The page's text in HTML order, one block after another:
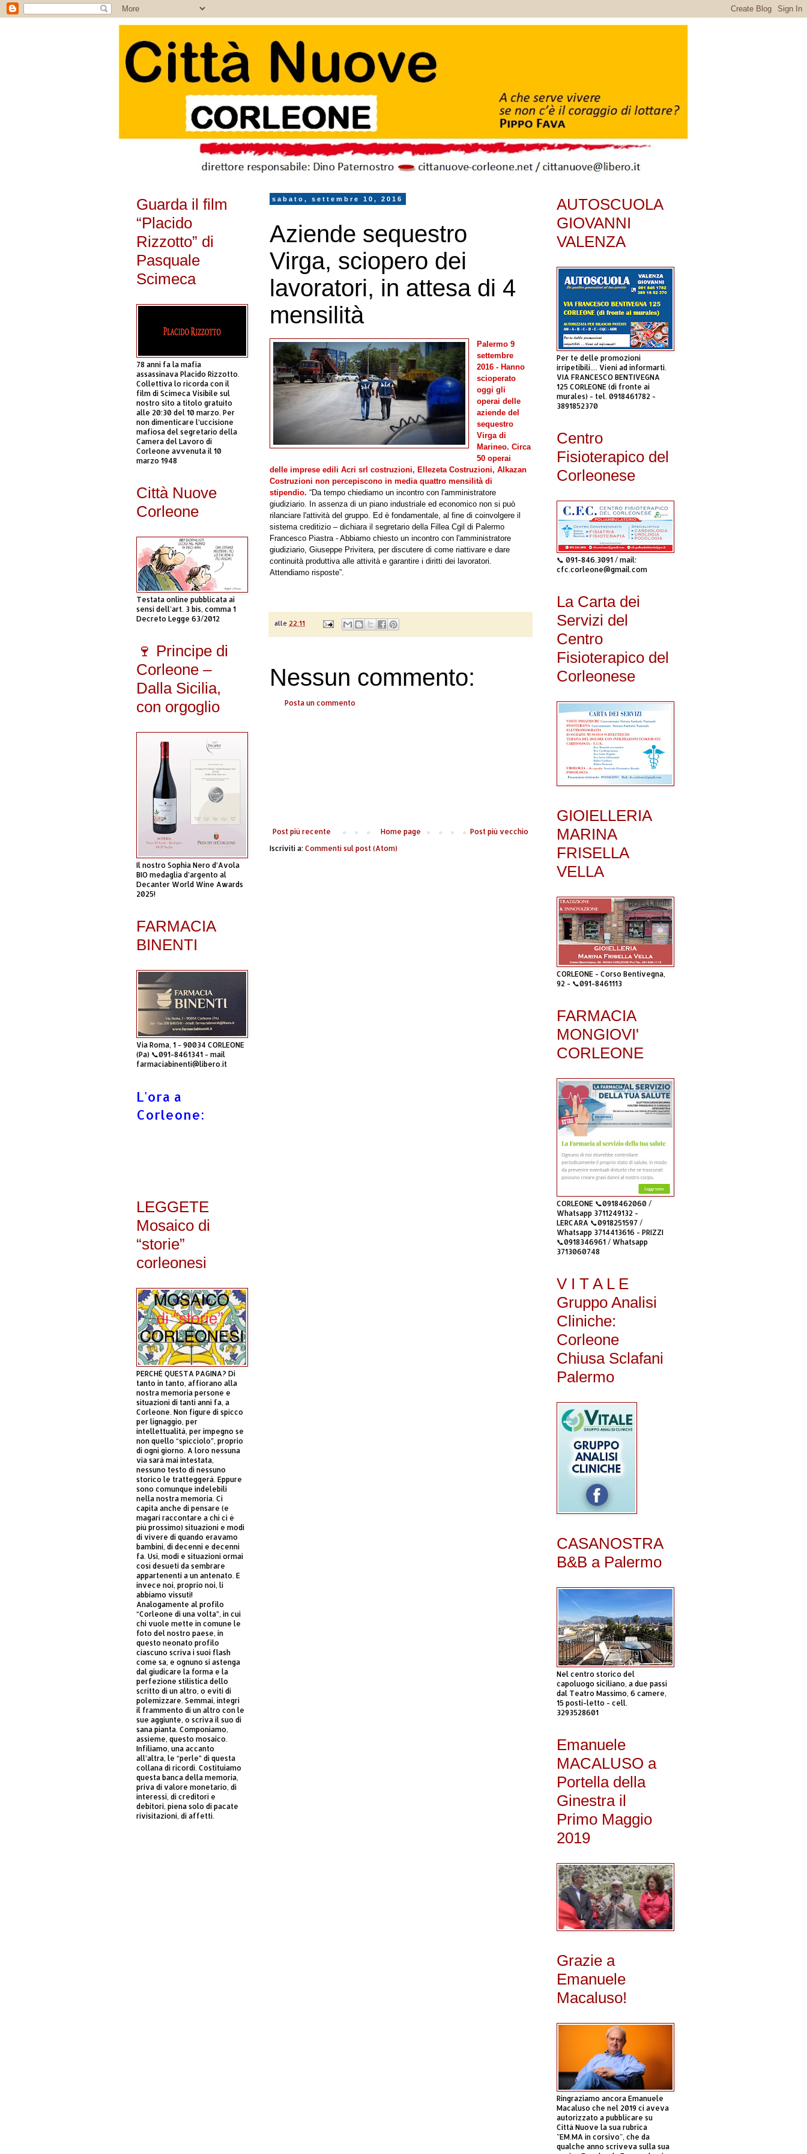
sabato, settembre 10, 2016
Aziende sequestro
Virga, sciopero dei
lavoratori, in attesa di 4
mensilità
Palermo 9
settembre
2016 - Hanno
scioperato
oggi gli
operai delle
aziende del
sequestro
Virga di
Marineo. Circa
50 operai
delle imprese edili Acri srl costruzioni, Ellezeta Costruzioni, Alkazan
Costruzioni non percepiscono in media quattro mensilità di
stipendio. “Da tempo chiediamo un incontro con l'amministratore
giudiziario. In assenza di un piano industriale ed economico non si può
rilanciare l'attività del gruppo. Ed è fondamentale, al fine di coinvolgere il
sistema creditizio – dichiara il segretario della Fillea Cgil di Palermo
Francesco Piastra - Abbiamo chiesto un incontro con l'amministratore
giudiziario, Giuseppe Privitera, per discutere di come riattivare e dare
continuità produttiva alle attività e garantire i diritti dei lavoratori.
Attendiamo risposte”.
alle 22:11
Nessun commento:
Posta un commento
Post più recente Post più vecchio
Home page
Iscriviti a: Commenti sul post (Atom)
Guarda il film
“Placido
Rizzotto” di
Pasquale
Scimeca
78 anni fa la mafia
assassinava Placido Rizzotto.
Collettiva lo ricorda con il
film di Scimeca Visibile sul
nostro sito a titolo gratuito
alle 20:30 del 10 marzo. Per
non dimenticare l’uccisione
mafiosa del segretario della
Camera del Lavoro di
Corleone avvenuta il 10
marzo 1948
Città Nuove
Corleone
Testata online pubblicata ai
sensi dell'art. 3 bis, comma 1
Decreto Legge 63/2012
🍷 Principe di
Corleone –
Dalla Sicilia,
con orgoglio
Il nostro Sophia Nero d’Avola
BIO medaglia d’argento al
Decanter World Wine Awards
2025!
FARMACIA
BINENTI
Via Roma, 1 - 90034 CORLEONE
(Pa) 📞091-8461341 - mail
farmaciabinenti@libero.it
L'ora a
Corleone:
LEGGETE
Mosaico di
“storie”
corleonesi
PERCHÈ QUESTA PAGINA? Di
tanto in tanto, affiorano alla
nostra memoria persone e
situazioni di tanti anni fa, a
Corleone. Non figure di spicco
per lignaggio, per
intellettualità, per impegno se
non quello “spicciolo”, proprio
di ogni giorno. A loro nessuna
via sarà mai intestata,
nessuno testo di nessuno
storico le tratteggerà. Eppure
sono comunque indelebili
nella nostra memoria. Ci
capita anche di pensare (e
magari raccontare a chi ci è
più prossimo) situazioni e modi
di vivere di quando eravamo
bambini, di decenni e decenni
fa. Usi, modi e situazioni ormai
così desueti da sembrare
appartenenti a un antenato. E
invece noi, proprio noi, li
abbiamo vissuti!
Analogamente al profilo
“Corleone di una volta”, in cui
chi vuole mette in comune le
foto del nostro paese, in
questo neonato profilo
ciascuno scriva i suoi flash
come sa, e ognuno si astenga
dal giudicare la forma e la
perfezione stilistica dello
scritto di un altro, o eviti di
polemizzare. Semmai, integri
il frammento di un altro con le
sue aggiunte, o scriva il suo di
sana pianta. Componiamo,
assieme, questo mosaico.
Infiliamo, una accanto
all’altra, le “perle” di questa
collana di ricordi. Costituiamo
questa banca della memoria,
priva di valore monetario, di
interessi, di creditori e
debitori, piena solo di pacate
rivisitazioni, di affetti.
AUTOSCUOLA
GIOVANNI
VALENZA
Per te delle promozioni
irripetibili.... Vieni ad informarti.
VIA FRANCESCO BENTIVEGNA
125 CORLEONE (di fronte ai
murales) - tel. 0918461782 -
3891852370
Centro
Fisioterapico del
Corleonese
📞 091-846.3091 / mail:
cfc.corleone@gmail.com
La Carta dei
Servizi del
Centro
Fisioterapico del
Corleonese
GIOIELLERIA
MARINA
FRISELLA
VELLA
CORLEONE - Corso Bentivegna,
92 - 📞091-8461113
FARMACIA
MONGIOVI'
CORLEONE
CORLEONE 📞0918462060 /
Whatsapp 3711249132 -
LERCARA 📞0918251597 /
Whatsapp 3714413616 - PRIZZI
📞0918346961 / Whatsapp
3713060748
V I T A L E
Gruppo Analisi
Cliniche:
Corleone
Chiusa Sclafani
Palermo
CASANOSTRA
B&B a Palermo
Nel centro storico del
capoluogo siciliano, a due passi
dal Teatro Massimo, 6 camere,
15 posti-letto - cell.
3293528601
Emanuele
MACALUSO a
Portella della
Ginestra il
Primo Maggio
2019
Grazie a
Emanuele
Macaluso!
Ringraziamo ancora Emanuele
Macaluso che nel 2019 ci aveva
autorizzato a pubblicare su
Città Nuove la sua rubrica
"EM.MA in corsivo", che da
qualche anno scriveva sulla sua